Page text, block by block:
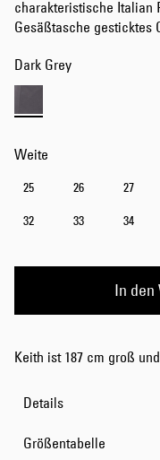
charakteristische Italian
Gesäßtasche gesticktes
Dark Grey
Weite
25 26 27
32 33 34
In den
Keith ist 187 cm groß
Details
Größentabelle